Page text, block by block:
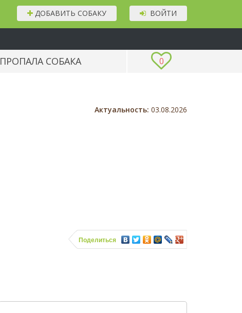
ВОЙТИ
ДОБАВИТЬ СОБАКУ
0
ПРОПАЛА СОБАКА
Актуальность: 03.08.2026
Поделиться